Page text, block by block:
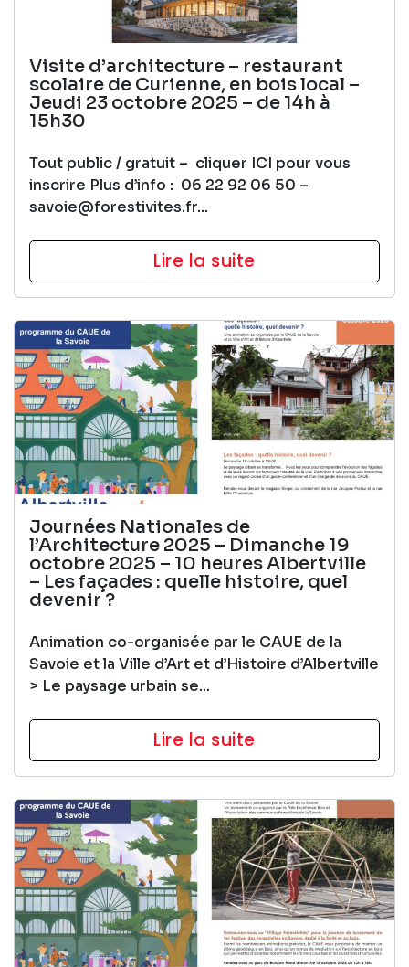
Visite d’architecture – restaurant
scolaire de Curienne, en bois local –
Jeudi 23 octobre 2025 – de 14h à
15h30
Tout public / gratuit – cliquer ICI pour vous
inscrire Plus d’info : 06 22 92 06 50 –
savoie@forestivites.fr...
Lire la suite
Journées Nationales de
l’Architecture 2025 – Dimanche 19
octobre 2025 – 10 heures Albertville
– Les façades : quelle histoire, quel
devenir ?
Animation co-organisée par le CAUE de la
Savoie et la Ville d’Art et d’Histoire d’Albertville
> Le paysage urbain se...
Lire la suite